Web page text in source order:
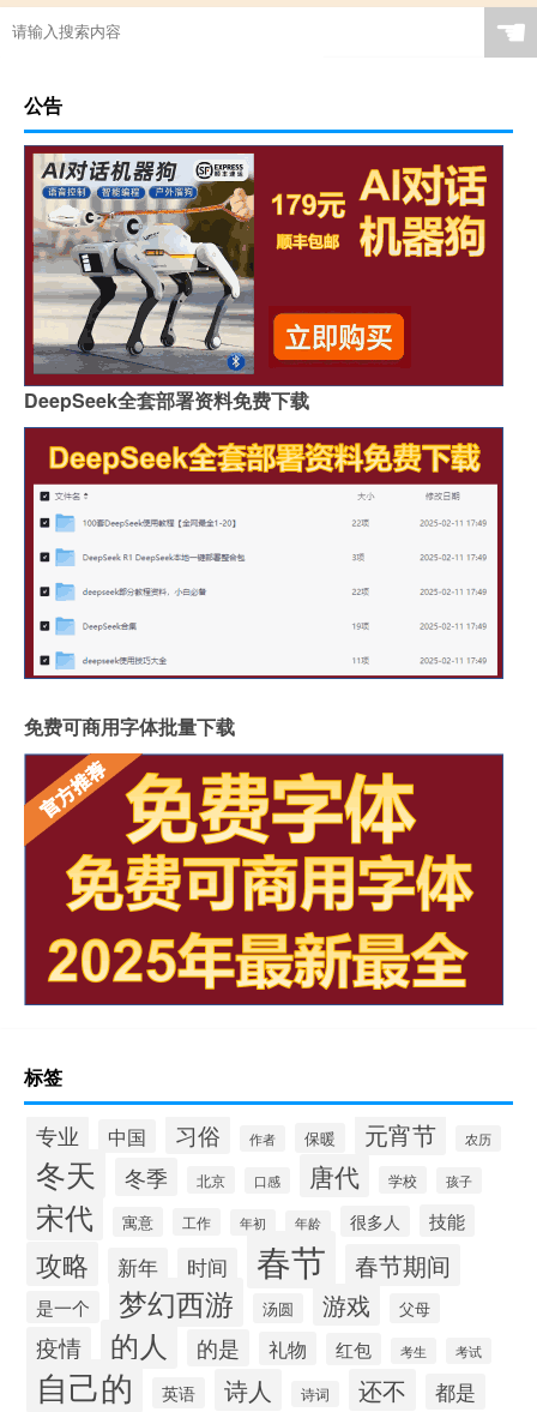
☚
公告
DeepSeek全套部署资料免费下载
免费可商用字体批量下载
标签
专业 中国 习俗 作者 保暖 元宵节 农历
冬天 冬季 北京 口感 唐代 学校 孩子
宋代 寓意 工作 年初 年龄 很多人 技能
攻略 新年 时间 春节 春节期间
是一个 梦幻西游 汤圆 游戏 父母
疫情 的人 的是 礼物 红包 考生 考试
自己的 英语 诗人 诗词 还不 都是